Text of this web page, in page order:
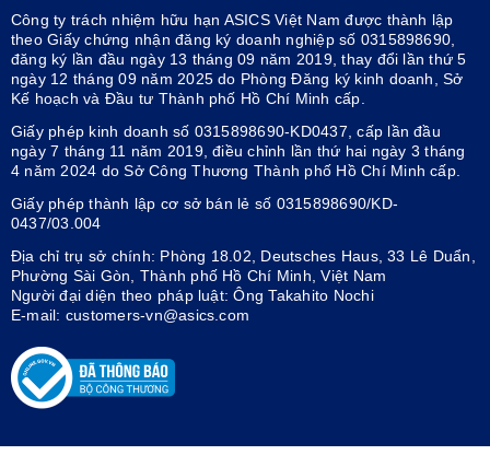
Công ty trách nhiệm hữu hạn ASICS Việt Nam được thành lập
theo Giấy chứng nhận đăng ký doanh nghiệp số 0315898690,
đăng ký lần đầu ngày 13 tháng 09 năm 2019, thay đổi lần thứ 5
ngày 12 tháng 09 năm 2025 do Phòng Đăng ký kinh doanh, Sở
Kế hoạch và Đầu tư Thành phố Hồ Chí Minh cấp.
Giấy phép kinh doanh số 0315898690-KD0437, cấp lần đầu
ngày 7 tháng 11 năm 2019, điều chỉnh lần thứ hai ngày 3 tháng
4 năm 2024 do Sở Công Thương Thành phố Hồ Chí Minh cấp.
Giấy phép thành lập cơ sở bán lẻ số 0315898690/KD-
0437/03.004
Địa chỉ trụ sở chính: Phòng 18.02, Deutsches Haus, 33 Lê Duẩn,
Phường Sài Gòn, Thành phố Hồ Chí Minh, Việt Nam
Người đại diện theo pháp luật: Ông Takahito Nochi
E-mail: customers-vn@asics.com